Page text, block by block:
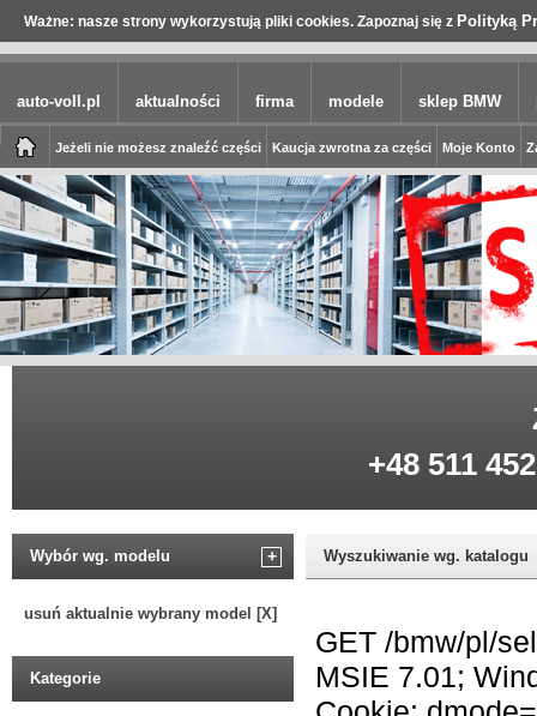
Ważne: nasze strony wykorzystują pliki cookies. Zapoznaj się z Polityką
auto-voll.pl aktualności firma modele sklep BMW
Jeżeli nie możesz znaleźć części Kaucja zwrotna za części Moje Konto
+48 511
Wybór wg. modelu +
usuń aktualnie wybrany model [X]
Kategorie
Wyszukiwanie wg. katalogu